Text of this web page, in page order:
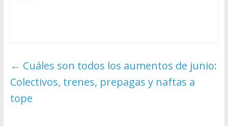
← Cuáles son todos los aumentos de junio:
Colectivos, trenes, prepagas y naftas a
tope